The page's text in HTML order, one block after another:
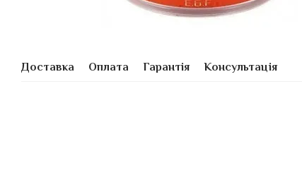
Доставка Оплата Гарантія Консультація